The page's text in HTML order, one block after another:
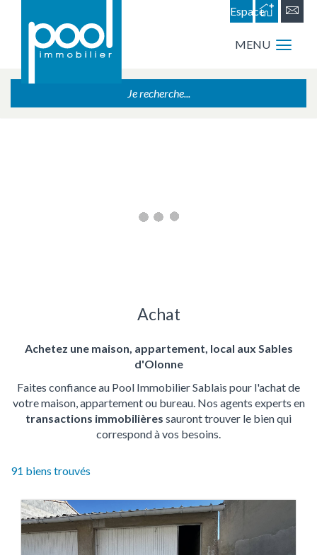
Espace
personnel
MENU
Je recherche...
Achat
Achetez une maison, appartement, local aux Sables
d'Olonne
Faites confiance au Pool Immobilier Sablais pour l'achat de
votre maison, appartement ou bureau. Nos agents experts en
transactions immobilières sauront trouver le bien qui
correspond à vos besoins.
91 biens trouvés
91
produits
disponibles